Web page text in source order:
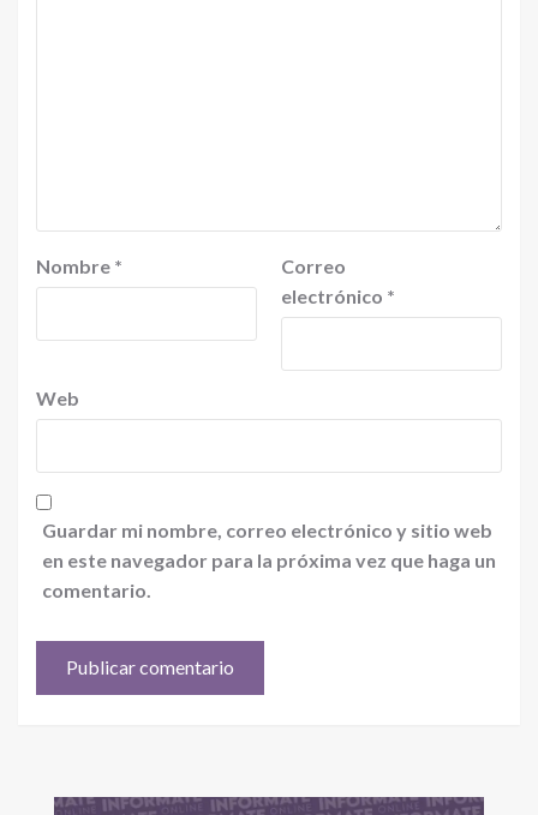
Nombre *
Correo
electrónico *
Web
Guardar mi nombre, correo electrónico y sitio web
en este navegador para la próxima vez que haga un
comentario.